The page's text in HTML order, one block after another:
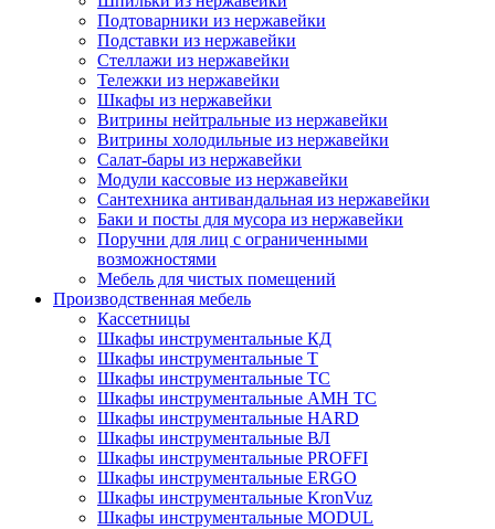
Подтоварники из нержавейки
Подставки из нержавейки
Стеллажи из нержавейки
Тележки из нержавейки
Шкафы из нержавейки
Витрины нейтральные из нержавейки
Витрины холодильные из нержавейки
Салат-бары из нержавейки
Модули кассовые из нержавейки
Сантехника антивандальная из нержавейки
Баки и посты для мусора из нержавейки
Поручни для лиц с ограниченными
возможностями
Мебель для чистых помещений
Производственная мебель
Кассетницы
Шкафы инструментальные КД
Шкафы инструментальные Т
Шкафы инструментальные ТС
Шкафы инструментальные AMH TC
Шкафы инструментальные HARD
Шкафы инструментальные ВЛ
Шкафы инструментальные PROFFI
Шкафы инструментальные ERGO
Шкафы инструментальные KronVuz
Шкафы инструментальные MODUL